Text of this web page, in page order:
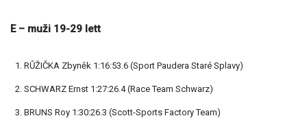
E – muži 19-29 lett
RŮŽIČKA Zbyněk 1:16:53.6 (Sport Paudera Staré Splavy)
SCHWARZ Ernst 1:27:26.4 (Race Team Schwarz)
BRUNS Roy 1:30:26.3 (Scott-Sports Factory Team)